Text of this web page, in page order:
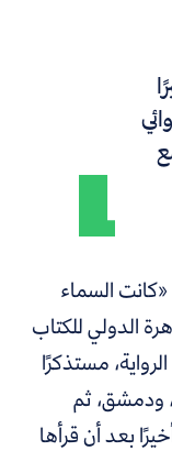
«كانت السماء
الدولي للكتاب
مستذكرًا
طباعتها في بغداد عام 1960، ودمشق، ثم
أخيرًا بعد أن قرأها